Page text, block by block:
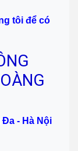
tôi để có
- Hà Nội